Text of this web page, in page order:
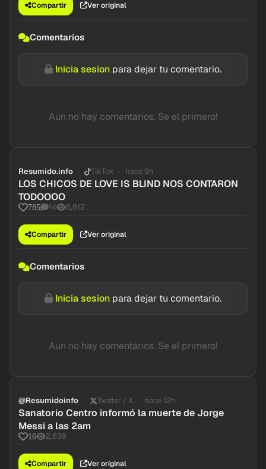
Compartir Ver original
Comentarios
Inicia sesion para dejar tu comentario.
Aun no hay comentarios. Se el primero!
Resumido.info TikTok hace 9h
LOS CHICOS DE LOVE IS BLIND NOS CONTARON
TODOOOO
785 14 8,812
Compartir Ver original
Comentarios
Inicia sesion para dejar tu comentario.
Aun no hay comentarios. Se el primero!
@Resumidoinfo Twitter / X hace 12h
Sanatorio Centro informó la muerte de Jorge
Messi a las 2am
16 2,639
Compartir Ver original